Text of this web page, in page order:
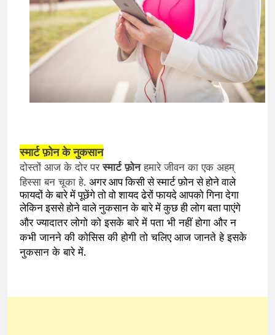
स्मार्ट फ़ोन के नुकसान
दोस्तों आज के दोर परस्मार्ट फ़ोनहमारे जीवन का एक अहम्
हिस्सा बन चूका हे. अगर आप किसी से स्मार्ट फ़ोन से होने वाले
फायदों के बारे में पूछेंगे तो वो शायद ढेरों फायदे आपको गिना देगा
लेकिन इससे होने वाले नुकसान के बारे में कुछ ही लोग बता पाएंगे
और ज्यादातर लोगो को इसके बारे में पता भी नहीं होगा और न
कभी जानने की कोसिस की होगी तो चलिए आज जानते हे इसके
नुकसान के बारे में.